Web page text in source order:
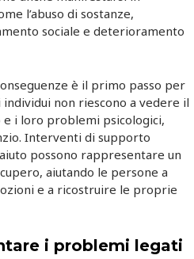
l’abuso di sostanze,
sociale e deterioramento
è il primo passo per
non riescono a vedere il
e i loro problemi psicologici,
Interventi di supporto
possono rappresentare un
aiutando le persone a
e a ricostruire le proprie
i problemi legati